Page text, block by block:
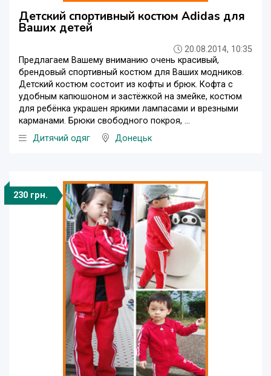
Детский спортивный костюм Adidas для
Ваших детей
20.08.2014, 10:35
Предлагаем Вашему вниманию очень красивый,
брендовый спортивный костюм для Ваших модников.
Детский костюм состоит из кофты и брюк. Кофта с
удобным капюшоном и застёжкой на змейке, костюм
для ребёнка украшен яркими лампасами и врезными
карманами. Брюки свободного покроя, ...
Дитячий одяг
Донецьк
230 грн.